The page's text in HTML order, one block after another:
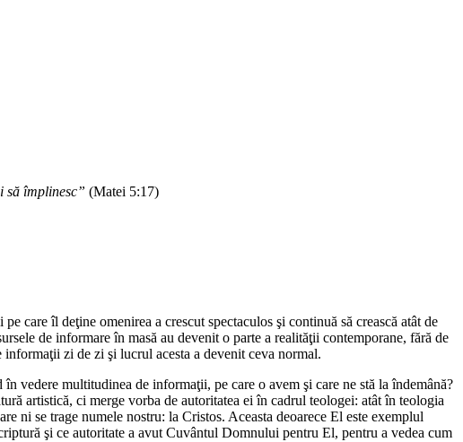
să împlinesc” (Matei 5:17)
care îl deţine omenirea a crescut spectaculos şi continuă să crească atât de
de informare în masă au devenit o parte a realităţii contemporane, fără de
zi de zi şi lucrul acesta a devenit ceva normal.
vedere multitudinea de informaţii, pe care o avem şi care ne stă la îndemână?
artistică, ci merge vorba de autoritatea ei în cadrul teologei: atât în teologia
ni se trage numele nostru: la Cristos. Aceasta deoarece El este exemplul
şi ce autoritate a avut Cuvântul Domnului pentru El, pentru a vedea cum